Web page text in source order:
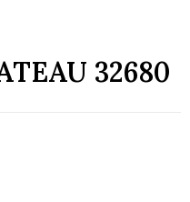
32680